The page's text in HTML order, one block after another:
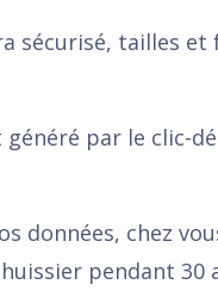
sécurisé, tailles
par le clic-
données, chez
pendant 30